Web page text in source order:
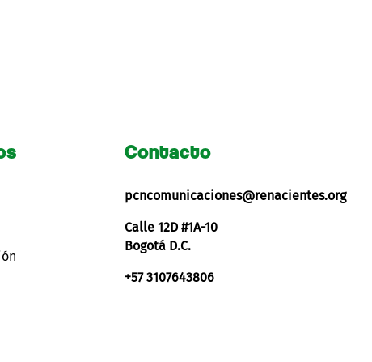
Contacto
pcncomunicaciones@renacientes.org
Calle 12D #1A-10
Bogotá D.C.
+57 3107643806